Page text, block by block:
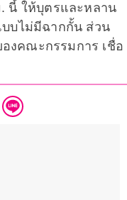
นี้ ให้บุตรและหลาน
บบไม่มีฉากกั้น ส่วน
งคณะกรรมการ เชื่อ